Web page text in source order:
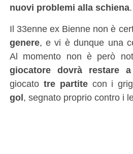
nuovi problemi alla schiena.
Il 33enne ex Bienne non è
genere, e vi è dunque una
Al momento non è però
giocatore dovrà restare
giocato tre partitecon i
gol, segnato proprio contro i